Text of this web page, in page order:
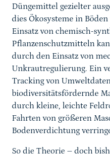
Düngemittel gezielter
dies Ökosysteme in
Einsatz von chemisch-
Pflanzenschutzmitteln
durch den Einsatz von
Unkrautregulierung. Ein
Tracking von
biodiversitätsfördernde
durch kleine, leichte
Fahrten von größeren
Bodenverdichtung
So die Theorie – doch